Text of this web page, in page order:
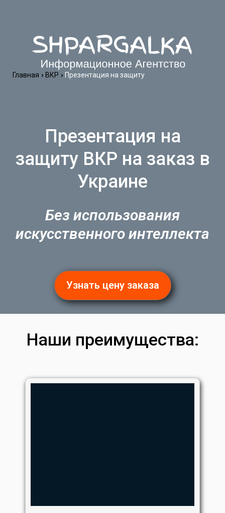
Презентация на
защиту ВКР на заказ в
Украине
Без использования
искусственного интеллекта
Узнать цену заказа
Главная ВКР Презентация на защиту
Наши преимущества: